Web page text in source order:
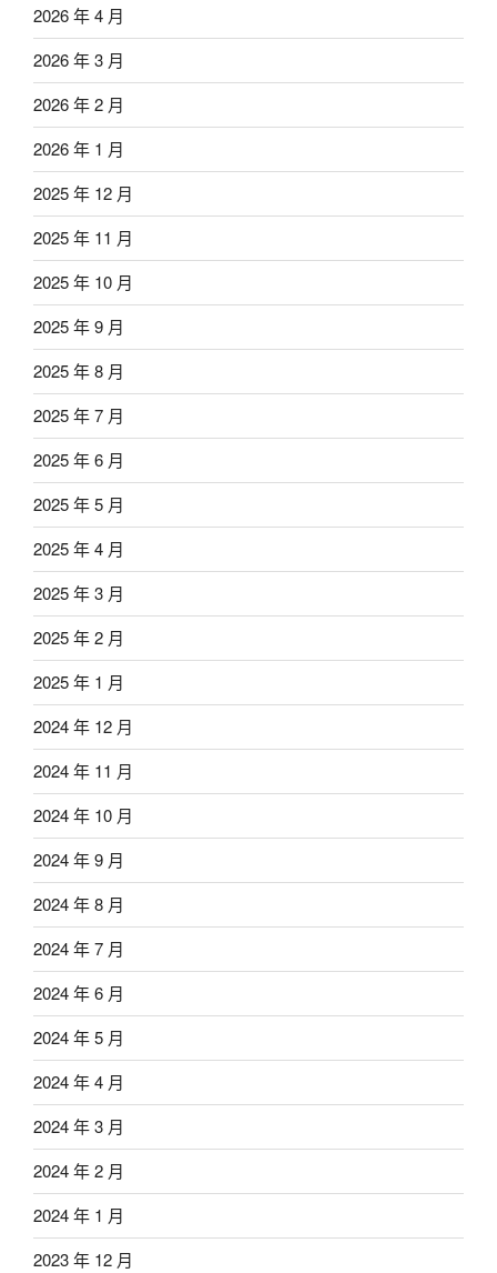
2026 年 4 月
2026 年 3 月
2026 年 2 月
2026 年 1 月
2025 年 12 月
2025 年 11 月
2025 年 10 月
2025 年 9 月
2025 年 8 月
2025 年 7 月
2025 年 6 月
2025 年 5 月
2025 年 4 月
2025 年 3 月
2025 年 2 月
2025 年 1 月
2024 年 12 月
2024 年 11 月
2024 年 10 月
2024 年 9 月
2024 年 8 月
2024 年 7 月
2024 年 6 月
2024 年 5 月
2024 年 4 月
2024 年 3 月
2024 年 2 月
2024 年 1 月
2023 年 12 月